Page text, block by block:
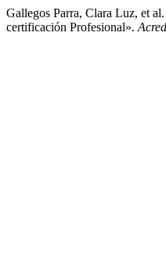
Gallegos Parra, Clara Luz, et
certificación Profesional».